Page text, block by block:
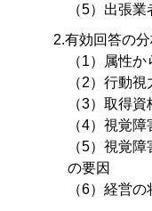
（5）出張
2.有効回答の
（1）属性
（2）行動
（3）取得
（4）視覚
（5）視覚
の要因
（6）経営